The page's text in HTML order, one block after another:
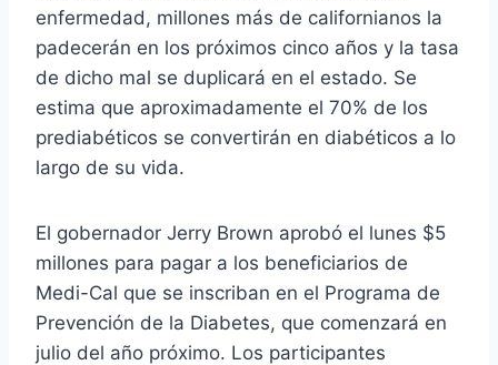
enfermedad, millones más de californianos la
padecerán en los próximos cinco años y la tasa
de dicho mal se duplicará en el estado. Se
estima que aproximadamente el 70% de los
prediabéticos se convertirán en diabéticos a lo
largo de su vida.
El gobernador Jerry Brown aprobó el lunes $5
millones para pagar a los beneficiarios de
Medi-Cal que se inscriban en el Programa de
Prevención de la Diabetes, que comenzará en
julio del año próximo. Los participantes